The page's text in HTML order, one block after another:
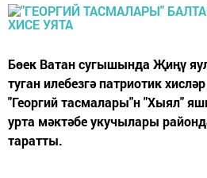
Бөек Ватан сугышында Җиңү
туган илебезгә патриотик
"Георгий тасмалары"н "Хыял"
урта мәктәбе укучылары
таратты.